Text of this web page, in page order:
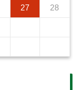
27 28